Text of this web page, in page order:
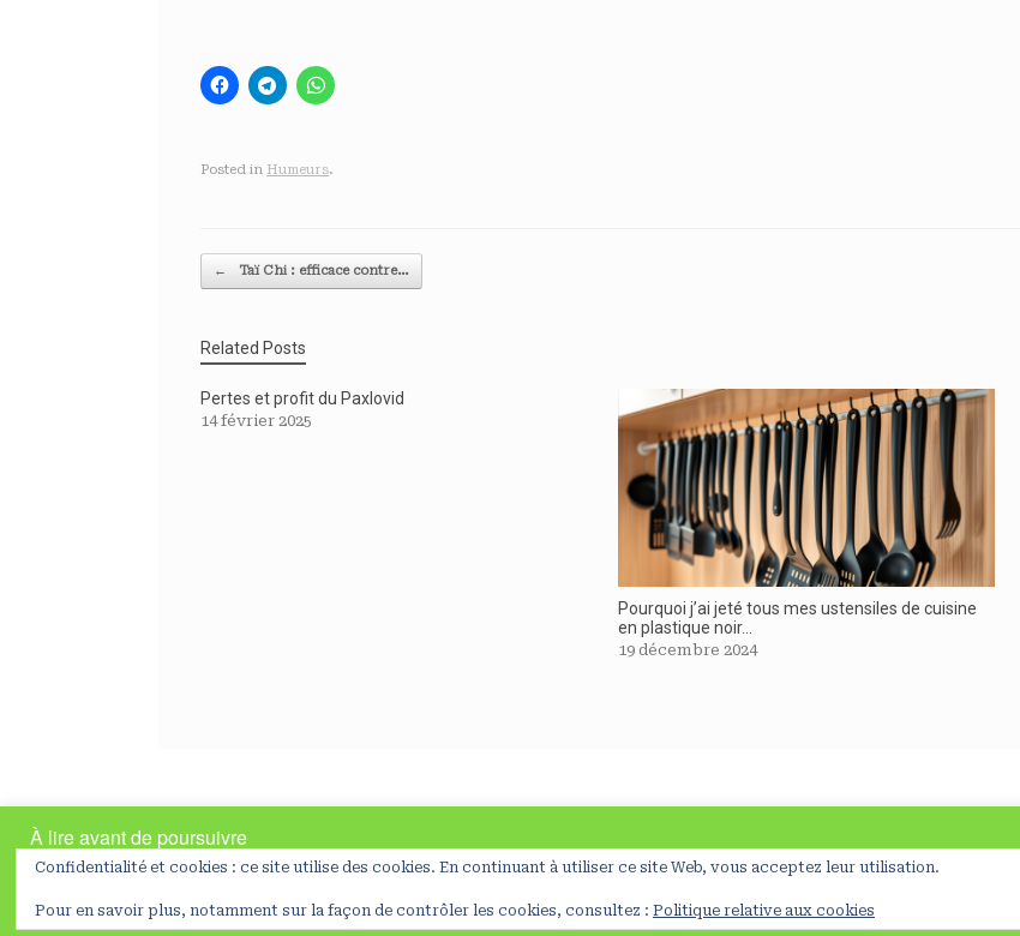
Posted in Humeurs.
Post navigation
← Taï Chi : efficace contre…
Related Posts
Pertes et profit du Paxlovid
14 février 2025
Pourquoi j’ai jeté tous mes ustensiles de cuisine
en plastique noir…
19 décembre 2024
A SiteOrigin Theme
À lire avant de poursuivre
En poursuivant votre navigation sur ce site, vous acceptez l’utilisation de cookies nécessaires à la réalisation de statistiques et
Préferences NO OK En savoir plus
Confidentialité et cookies : ce site utilise des cookies. En continuant à utiliser ce site Web, vous acceptez leur utilisation.
Pour en savoir plus, notamment sur la façon de contrôler les cookies, consultez : Politique relative aux cookies